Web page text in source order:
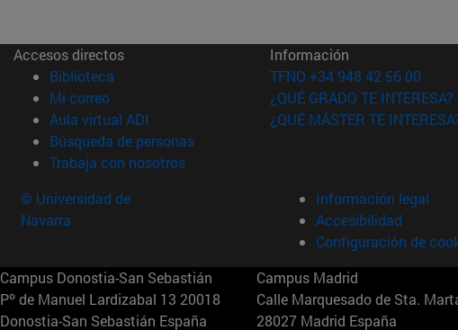
Accesos directos
Biblioteca (abre en nueva ventana)
Mi correo(abre en nueva ventana)
Aula virtual ADI (abre en nueva ventana)
Búsqueda de personas(abre en nueva ventana)
Trabaja con nosotros(abre en nueva ventana)
Información
TFNO +34 948 42 56 00
¿QUÉ GRADO TE INTERESA?
¿QUÉ MÁSTER TE
© Universidad de
Navarra
Información legal
Accesibilidad
Configuración de
Campus Donostia-San Sebastián
Pº de Manuel Lardizabal 13 20018
Donostia-San Sebastián España
Campus Madrid
Calle Marquesado de Sta.
28027 Madrid España